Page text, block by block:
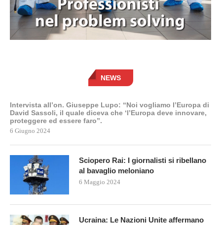
NEWS
Intervista all’on. Giuseppe Lupo: “Noi vogliamo l’Europa di
David Sassoli, il quale diceva che ‘l’Europa deve innovare,
proteggere ed essere faro”.
6 Giugno 2024
Sciopero Rai: I giornalisti si ribellano
al bavaglio meloniano
6 Maggio 2024
Ucraina: Le Nazioni Unite affermano